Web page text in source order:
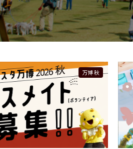
万博 秋